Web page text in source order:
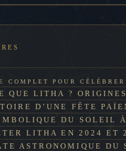
COMPLET POUR
QUE LITHA ?
D’UNE FÊTE
DU SOLEIL À
LITHA EN 2024 ET
ASTRONOMIQUE DU